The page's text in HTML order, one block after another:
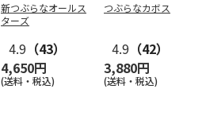
新つぶらなオールス
ターズ
4.9 （43）
4,650円
(送料・税込)
つぶらなカボス
4.9 （42）
3,880円
(送料・税込)